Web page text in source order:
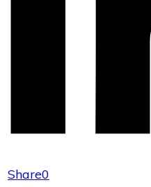
Share0